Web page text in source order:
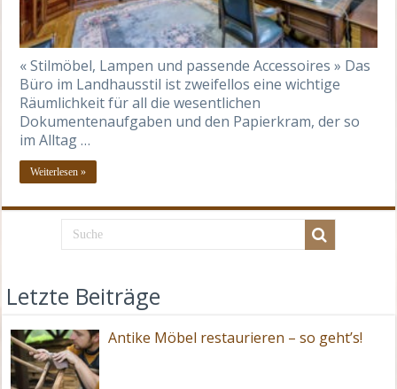
« Stilmöbel, Lampen und passende Accessoires » Das
Büro im Landhausstil ist zweifellos eine wichtige
Räumlichkeit für all die wesentlichen
Dokumentenaufgaben und den Papierkram, der so
im Alltag …
Weiterlesen »
Letzte Beiträge
Antike Möbel restaurieren – so geht’s!